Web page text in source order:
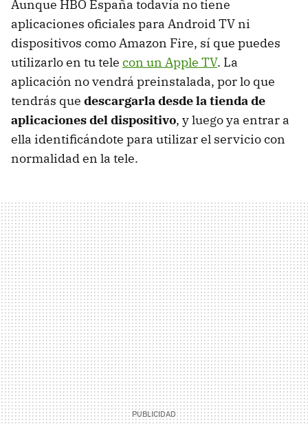
Aunque HBO España todavía no tiene
aplicaciones oficiales para Android TV ni
dispositivos como Amazon Fire, sí que puedes
utilizarlo en tu tele con un Apple TV. La
aplicación no vendrá preinstalada, por lo que
tendrás que descargarla desde la tienda de
aplicaciones del dispositivo, y luego ya entrar a
ella identificándote para utilizar el servicio con
normalidad en la tele.